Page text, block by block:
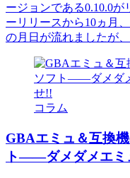
ージョンである0.10.0
ーリリースから10ヵ月
の月日が流れましたが
コラム
GBAエミュ＆互換
ト――ダメダメエミ